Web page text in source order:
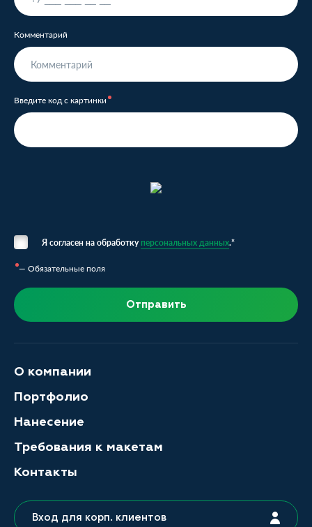
Комментарий
Введите код с картинки
Я согласен на обработкуперсональных данных.*
— Обязательные поля
Отправить
О компании
Портфолио
Нанесение
Требования к макетам
Контакты
Вход для корп. клиентов